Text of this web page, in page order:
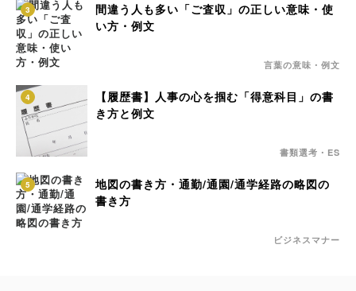
3
間違う人も多い「ご査収」の正しい意味・使
い方・例文
言葉の意味・例文
4
【履歴書】人事の心を掴む「得意科目」の書
き方と例文
書類選考・ES
5
地図の書き方・通勤/通園/通学経路の略図の
書き方
ビジネスマナー